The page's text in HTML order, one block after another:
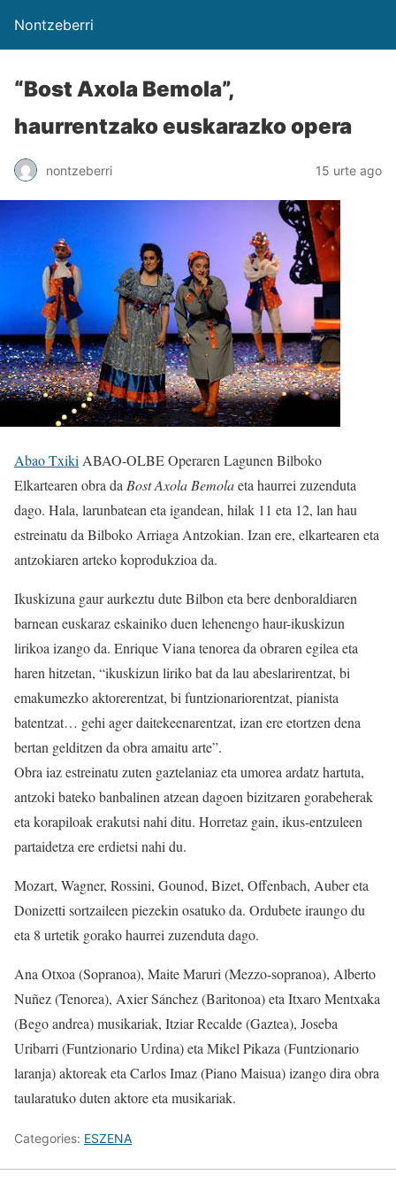
Nontzeberri
“Bost Axola Bemola”,
haurrentzako euskarazko opera
nontzeberri 15 urte ago
Abao Txiki ABAO-OLBE Operaren Lagunen Bilboko
Elkartearen obra da Bost Axola Bemolaeta haurrei zuzenduta
dago. Hala, larunbatean eta igandean, hilak 11 eta 12, lan hau
estreinatu da Bilboko Arriaga Antzokian. Izan ere, elkartearen eta
antzokiaren arteko koprodukzioa da.
Ikuskizuna gaur aurkeztu dute Bilbon eta bere denboraldiaren
barnean euskaraz eskainiko duen lehenengo haur-ikuskizun
lirikoa izango da. Enrique Viana tenorea da obraren egilea eta
haren hitzetan, “ikuskizun liriko bat da lau abeslarirentzat, bi
emakumezko aktorerentzat, bi funtzionariorentzat, pianista
batentzat… gehi ager daitekeenarentzat, izan ere etortzen dena
bertan gelditzen da obra amaitu arte”.
Obra iaz estreinatu zuten gaztelaniaz eta umorea ardatz hartuta,
antzoki bateko banbalinen atzean dagoen bizitzaren gorabeherak
eta korapiloak erakutsi nahi ditu. Horretaz gain, ikus-entzuleen
partaidetza ere erdietsi nahi du.
Mozart, Wagner, Rossini, Gounod, Bizet, Offenbach, Auber eta
Donizetti sortzaileen piezekin osatuko da. Ordubete iraungo du
eta 8 urtetik gorako haurrei zuzenduta dago.
Ana Otxoa (Sopranoa), Maite Maruri (Mezzo-sopranoa), Alberto
Nuñez (Tenorea), Axier Sánchez (Baritonoa) eta Itxaro Mentxaka
(Bego andrea) musikariak, Itziar Recalde (Gaztea), Joseba
Uribarri (Funtzionario Urdina) eta Mikel Pikaza (Funtzionario
laranja) aktoreak eta Carlos Imaz (Piano Maisua) izango dira obra
taularatuko duten aktore eta musikariak.
Categories: ESZENA